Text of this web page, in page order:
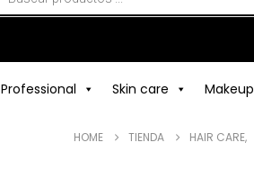
Professional Skin care Makeup
HOME TIENDA HAIR CARE,